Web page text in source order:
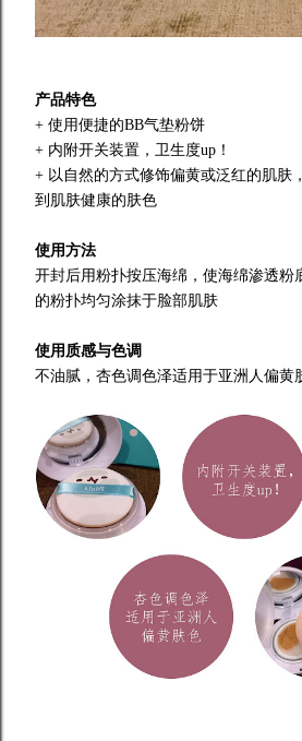
产品特色
+ 使用便捷的BB气垫粉饼
+ 内附开关装置，卫生度up！
+ 以自然的方式修饰偏黄或泛红的肌肤
到肌肤健康的肤色
使用方法
开封后用粉扑按压海绵，使海绵渗透粉
的粉扑均匀涂抹于脸部肌肤
使用质感与色调
不油腻，杏色调色泽适用于亚洲人偏黄